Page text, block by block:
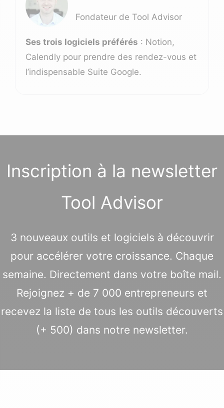
Fondateur de Tool Advisor
Ses trois logiciels préférés : Notion,
Calendly pour prendre des rendez-vous et
l’indispensable Suite Google.
Inscription à la newsletter
Tool Advisor
3 nouveaux outils et logiciels à découvrir
pour accélérer votre croissance. Chaque
semaine. Directement dans votre boîte mail.
Rejoignez + de 7 000 entrepreneurs et
recevez la liste de tous les outils découverts
(+ 500) dans notre newsletter.